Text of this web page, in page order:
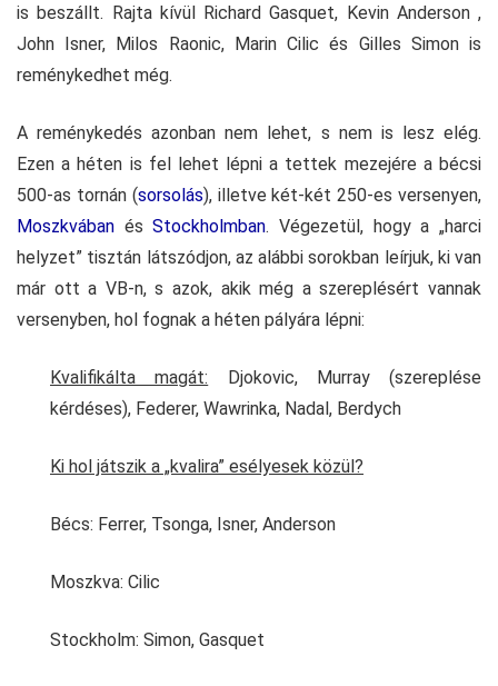
is beszállt. Rajta kívül Richard Gasquet, Kevin Anderson ,
John Isner, Milos Raonic, Marin Cilic és Gilles Simon is
reménykedhet még.
A reménykedés azonban nem lehet, s nem is lesz elég.
Ezen a héten is fel lehet lépni a tettek mezejére a bécsi
500-as tornán (sorsolás), illetve két-két 250-es versenyen,
Moszkvában ésStockholmban. Végezetül, hogy a „harci
helyzet” tisztán látszódjon, az alábbi sorokban leírjuk, ki van
már ott a VB-n, s azok, akik még a szereplésért vannak
versenyben, hol fognak a héten pályára lépni:
Kvalifikálta magát: Djokovic, Murray (szereplése
kérdéses), Federer, Wawrinka, Nadal, Berdych
Ki hol játszik a „kvalira” esélyesek közül?
Bécs: Ferrer, Tsonga, Isner, Anderson
Moszkva: Cilic
Stockholm: Simon, Gasquet